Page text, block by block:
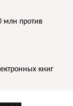
млн против
книг